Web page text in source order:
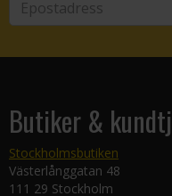
Butiker &
Stockholmsbutiken
Västerlånggatan 48
111 29 Stockholm